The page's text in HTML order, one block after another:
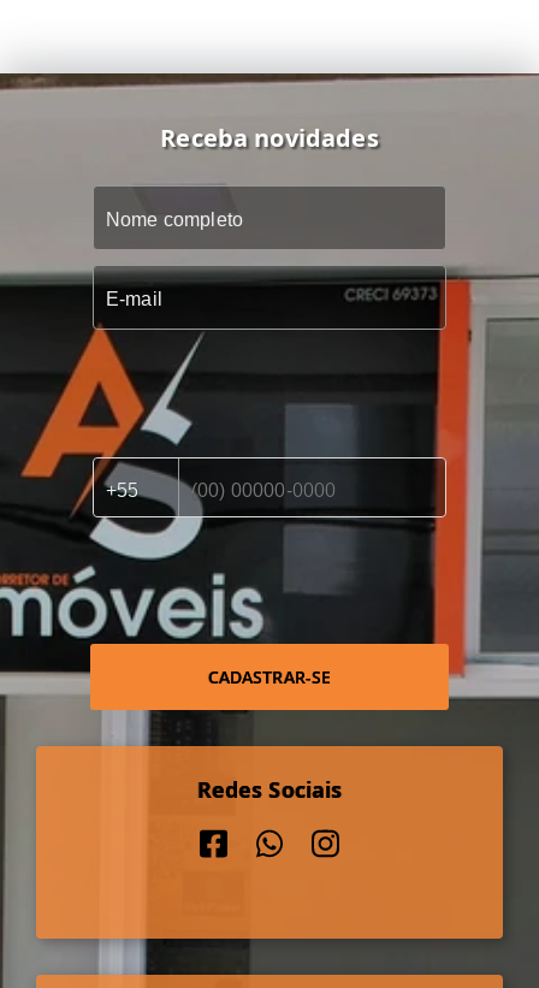
Receba novidades
CADASTRAR-SE
Redes Sociais